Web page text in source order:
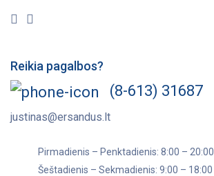
Reikia pagalbos?
(8-613) 31687
justinas@ersandus.lt
Pirmadienis – Penktadienis: 8:00 – 20:00
Šeštadienis – Sekmadienis: 9:00 – 18:00